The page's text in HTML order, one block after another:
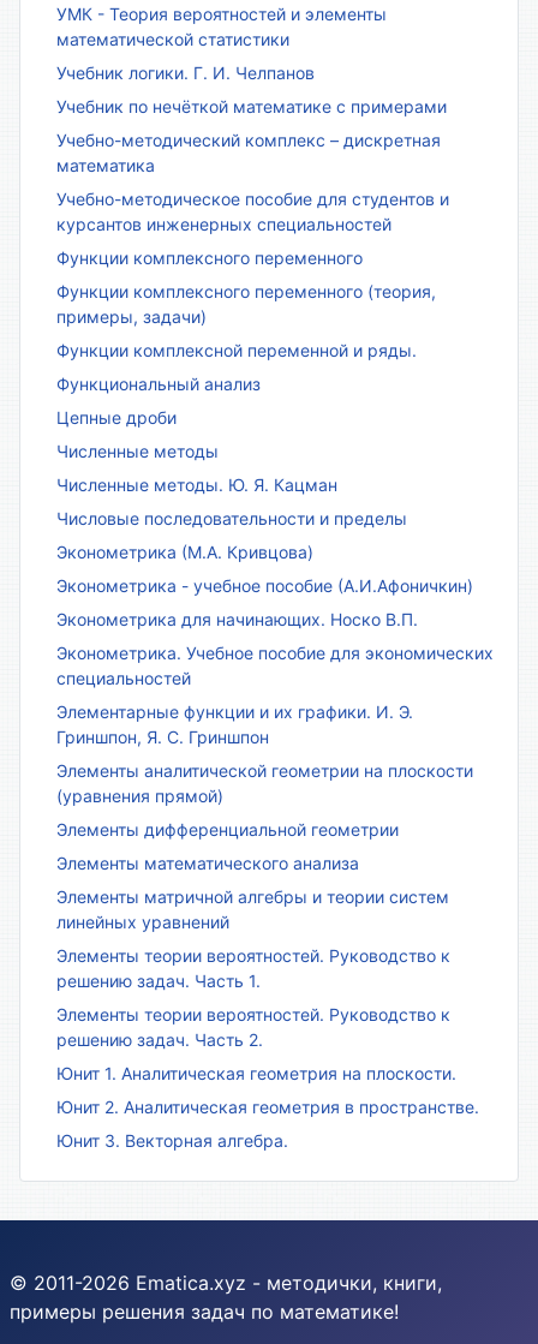
УМК - Теория вероятностей и элементы
математической статистики
Учебник логики. Г. И. Челпанов
Учебник по нечёткой математике с примерами
Учебно-методический комплекс – дискретная
математика
Учебно-методическое пособие для студентов и
курсантов инженерных специальностей
Функции комплексного переменного
Функции комплексного переменного (теория,
примеры, задачи)
Функции комплексной переменной и ряды.
Функциональный анализ
Цепные дроби
Численные методы
Численные методы. Ю. Я. Кацман
Числовые последовательности и пределы
Эконометрика (М.А. Кривцова)
Эконометрика - учебное пособие (А.И.Афоничкин)
Эконометрика для начинающих. Носко В.П.
Эконометрика. Учебное пособие для экономических
специальностей
Элементарные функции и их графики. И. Э.
Гриншпон, Я. С. Гриншпон
Элементы аналитической геометрии на плоскости
(уравнения прямой)
Элементы дифференциальной геометрии
Элементы математического анализа
Элементы матричной алгебры и теории систем
линейных уравнений
Элементы теории вероятностей. Руководство к
решению задач. Часть 1.
Элементы теории вероятностей. Руководство к
решению задач. Часть 2.
Юнит 1. Аналитическая геометрия на плоскости.
Юнит 2. Аналитическая геометрия в пространстве.
Юнит 3. Векторная алгебра.
© 2011-2026 Ematica.xyz - методички, книги,
примеры решения задач по математике!